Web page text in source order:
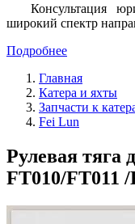
Консультация
широкий спектр
Подробнее
Главная
Катера и яхты
Запчасти к
Fei Lun
Рулевая тяга
FT010/FT011